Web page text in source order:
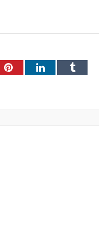
PinterestLinkedInTumblr